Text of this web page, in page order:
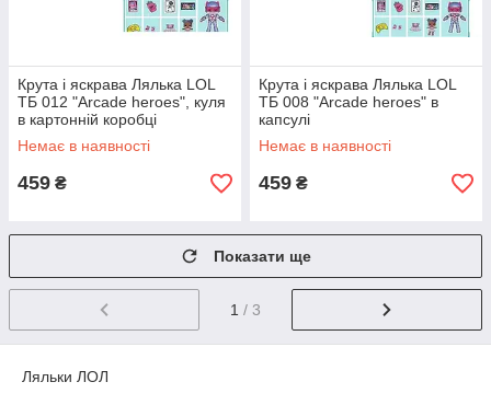
Крута і яскрава Лялька LOL
ТБ 012 "Arcade heroes", куля
в картонній коробці
Немає в наявності
459 ₴
Крута і яскрава Лялька LOL
ТБ 008 "Arcade heroes" в
капсулі
Немає в наявності
459 ₴
Показати ще
1 / 3
Ляльки ЛОЛ